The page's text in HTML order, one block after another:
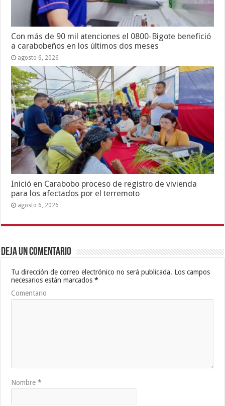
Con más de 90 mil atenciones el 0800-Bigote benefició
a carabobeños en los últimos dos meses
agosto 6, 2026
Inició en Carabobo proceso de registro de vivienda
para los afectados por el terremoto
agosto 6, 2026
Deja un comentario
Tu dirección de correo electrónico no será publicada. Los campos
necesarios están marcados*
Comentario
Nombre*